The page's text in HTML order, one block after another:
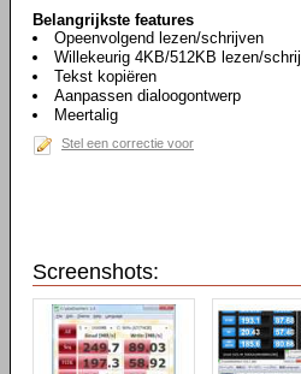
Belangrijkste features
Opeenvolgend lezen/schrijven
Willekeurig 4KB/512KB lezen/
Tekst kopiëren
Aanpassen dialoogontwerp
Meertalig
Stel een correctie voor
Screenshots: